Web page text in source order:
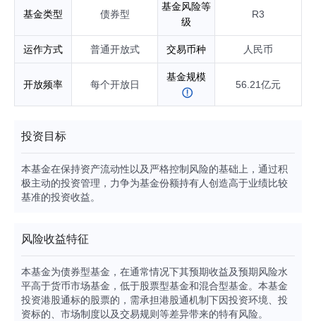
基金类型 债券型
基金风险等
级
R3
运作方式 普通开放式 交易币种 人民币
开放频率 每个开放日
基金规模
56.21亿元
投资目标
本基金在保持资产流动性以及严格控制风险的基础上，通过积
极主动的投资管理，力争为基金份额持有人创造高于业绩比较
基准的投资收益。
风险收益特征
本基金为债券型基金，在通常情况下其预期收益及预期风险水
平高于货币市场基金，低于股票型基金和混合型基金。本基金
投资港股通标的股票的，需承担港股通机制下因投资环境、投
资标的、市场制度以及交易规则等差异带来的特有风险。